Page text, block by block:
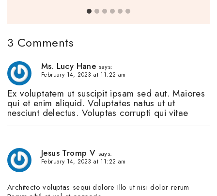
3 Comments
Ms. Lucy Hane says:
February 14, 2023 at 11:22 am
Ex voluptatem ut suscipit ipsam sed aut. Maiores
qui et enim aliquid. Voluptates natus ut ut
nesciunt delectus. Voluptas corrupti qui vitae
Jesus Tromp V says:
February 14, 2023 at 11:22 am
Architecto voluptas sequi dolore Illo ut nisi dolor rerum